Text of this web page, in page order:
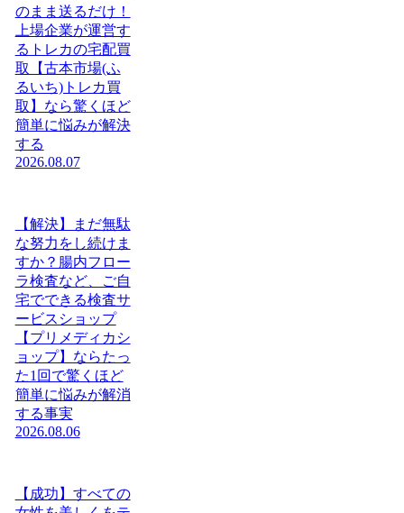
のまま送るだけ！
上場企業が運営す
るトレカの宅配買
取【古本市場(ふ
るいち)トレカ買
取】なら驚くほど
簡単に悩みが解決
する
2026.08.07
【解決】まだ無駄
な努力をし続けま
すか？腸内フロー
ラ検査など、ご自
宅でできる検査サ
ービスショップ
【プリメディカシ
ョップ】ならたっ
た1回で驚くほど
簡単に悩みが解消
する事実
2026.08.06
【成功】すべての